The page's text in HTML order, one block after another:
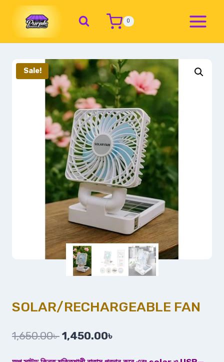
0
Sale!
SOLAR/RECHARGEABLE FAN
1,650.00৳ 1,450.00৳